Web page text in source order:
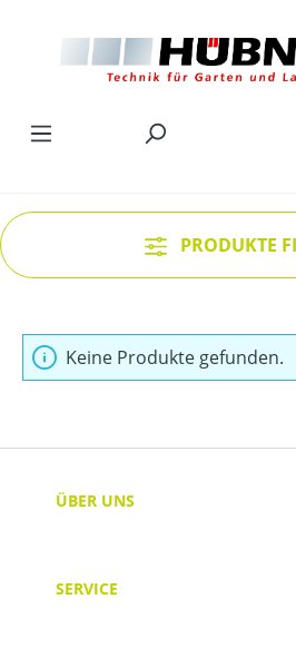
PRODUKTE
Keine Produkte gefunden.
ÜBER UNS
SERVICE